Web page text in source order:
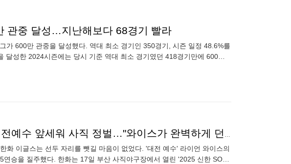
관중 달성…지난해보다 68경기 빨라
가 600만 관중을 달성했다. 역대 최소 경기인 350경기, 시즌 일정 48.6%를
성한 2024시즌에는 당시 기준 역대 최소 경기였던 418경기만에 600만
'LG 1.5G 차로 밀어냈다!' 1위 한화, 대전예수 앞세워 사직 정벌…"와이스가 완벽하게 던졌다" [부산 현장]
화 이글스는 선두 자리를 뺏길 마음이 없었다. '대전 예수' 라이언 와이스의
승을 질주했다. 한화는 17일 부산 사직야구장에서 열린 '2025 신한 SOL